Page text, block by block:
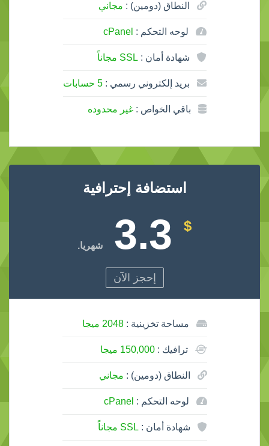
النطاق (دومين) : مجاني
لوحه التحكم : cPanel
شهادة أمان : SSL مجاناً
بريد إلكتروني رسمي :5 حسابات
باقي الخواص :غير محدوده
استضافة إحترافية
$
شهريا.
إحجز الآن
مساحة تخزينية :2048 ميجا
ترافيك :150,000 ميجا
النطاق (دومين) : مجاني
لوحه التحكم : cPanel
شهادة أمان : SSL مجاناً